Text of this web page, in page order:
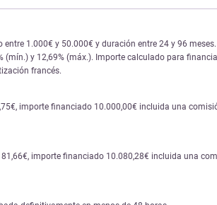
1.000€ y 50.000€ y duración entre 24 y 96
(mín.) y 12,69% (máx.). Importe calculado para
francés.
importe financiado 10.000,00€ incluida una
importe financiado 10.080,28€ incluida una